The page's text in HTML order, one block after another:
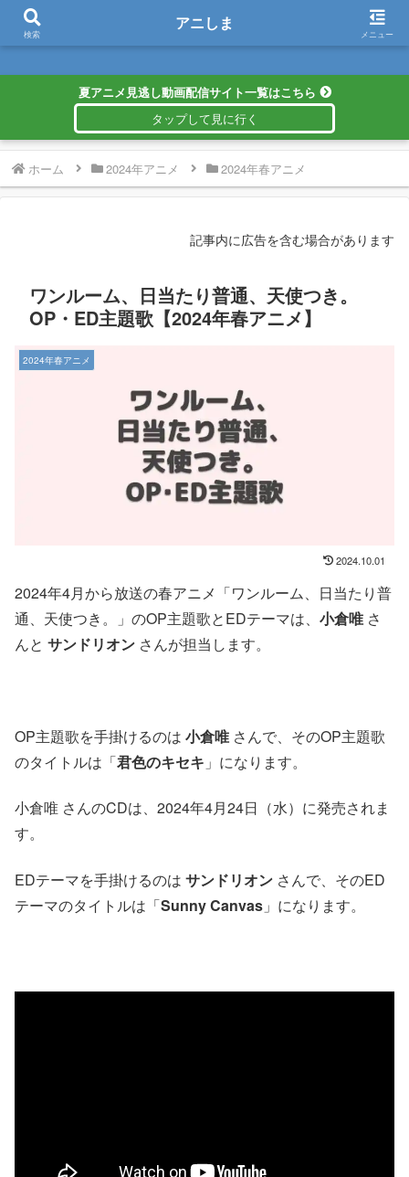
アニしま
夏アニメ見逃し動画配信サイト一覧はこちら
ホーム 2024年アニメ 2024年春アニメ
記事内に広告を含む場合があります
ワンルーム、日当たり普通、天使つき。
OP・ED主題歌【2024年春アニメ】
2024年春アニメ
2024.10.01
2024年4月から放送の春アニメ「ワンルーム、日当たり普
通、天使つき。」のOP主題歌とEDテーマは、 小倉唯 さ
んと サンドリオン さんが担当します。
OP主題歌を手掛けるのは 小倉唯 さんで、そのOP主題歌
のタイトルは「君色のキセキ 」になります。
小倉唯 さんのCDは、2024年4月24日（水）に発売されま
す。
EDテーマを手掛けるのは サンドリオン さんで、そのED
テーマのタイトルは「Sunny Canvas 」になります。
検索
アニしま
メニュー